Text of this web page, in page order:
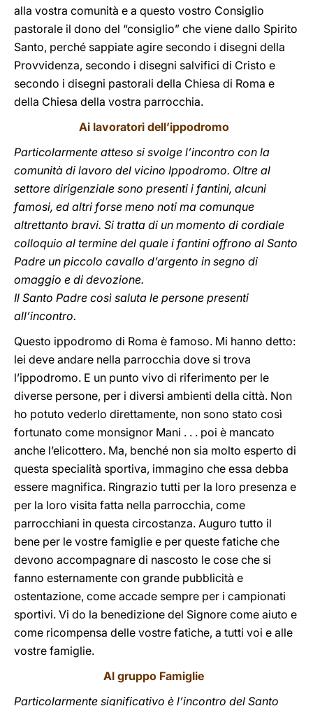
alla vostra comunità e a questo vostro Consiglio
pastorale il dono del “consiglio” che viene dallo Spirito
Santo, perché sappiate agire secondo i disegni della
Provvidenza, secondo i disegni salvifici di Cristo e
secondo i disegni pastorali della Chiesa di Roma e
della Chiesa della vostra parrocchia.
Ai lavoratori dell’ippodromo
Particolarmente atteso si svolge l’incontro con la
comunità di lavoro del vicino Ippodromo. Oltre al
settore dirigenziale sono presenti i fantini, alcuni
famosi, ed altri forse meno noti ma comunque
altrettanto bravi. Si tratta di un momento di cordiale
colloquio al termine del quale i fantini offrono al Santo
Padre un piccolo cavallo d’argento in segno di
omaggio e di devozione.
Il Santo Padre così saluta le persone presenti
all’incontro.
Questo ippodromo di Roma è famoso. Mi hanno detto:
lei deve andare nella parrocchia dove si trova
l’ippodromo. E un punto vivo di riferimento per le
diverse persone, per i diversi ambienti della città. Non
ho potuto vederlo direttamente, non sono stato così
fortunato come monsignor Mani . . . poi è mancato
anche l’elicottero. Ma, benché non sia molto esperto di
questa specialità sportiva, immagino che essa debba
essere magnifica. Ringrazio tutti per la loro presenza e
per la loro visita fatta nella parrocchia, come
parrocchiani in questa circostanza. Auguro tutto il
bene per le vostre famiglie e per queste fatiche che
devono accompagnare di nascosto le cose che si
fanno esternamente con grande pubblicità e
ostentazione, come accade sempre per i campionati
sportivi. Vi do la benedizione del Signore come aiuto e
come ricompensa delle vostre fatiche, a tutti voi e alle
vostre famiglie.
Al gruppo Famiglie
Particolarmente significativo è l’incontro del Santo